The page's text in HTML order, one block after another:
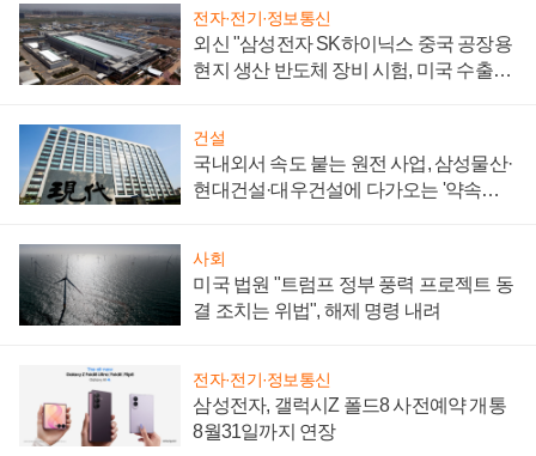
전자·전기·정보통신
외신 "삼성전자 SK하이닉스 중국 공장용
현지 생산 반도체 장비 시험, 미국 수출통
건설
국내외서 속도 붙는 원전 사업, 삼성물산·
현대건설·대우건설에 다가오는 '약속의
사회
미국 법원 "트럼프 정부 풍력 프로젝트 동
결 조치는 위법", 해제 명령 내려
전자·전기·정보통신
삼성전자, 갤럭시Z 폴드8 사전예약 개통
8월31일까지 연장